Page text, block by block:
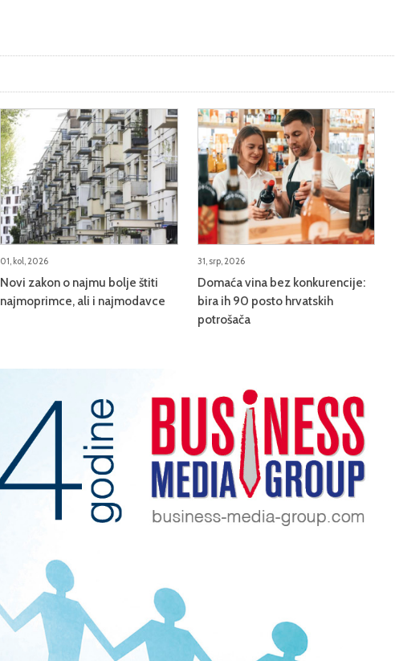
01, kol, 2026
Novi zakon o najmu bolje štiti
najmoprimce, ali i najmodavce
31, srp, 2026
Domaća vina bez konkurencije:
bira ih 90 posto hrvatskih
potrošača